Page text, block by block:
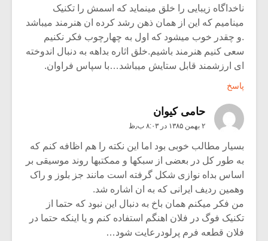
ناخداگاه زیبایی را خلق مینماید که اسمش را تکنیک
مینامیم که این از همان ذهن رشد کرده ان هنرمند میباشد
.و چقدر خوب میشود که اول به چهارچوب فکر نکنیم
سعی کنیم هنرمند باشیم.خلق اثاره بداهه به دنبال اندوخته
ای ارزشمند قابل ستایش میباشد…با سپاس فراوان.
پاسخ
حامی کیوان
۲ بهمن ۱۳۸۵ در ۸:۰۳ ب٫ظ
بسیار مطالب خوبی بود اما این نکته را هم اظافه کنم که
به طور کل در بعضی از سبکها و ممکتبها روند موسیقی بر
اساس بداه نوازی شکل گرفته است مانند جز بلوز و راک
وهمین ردیف ایرانی که به ان اشاره شد.
من فکر میکنم همان باخ به دنبال این نبود که حتما از
تکنیک فوگ در فلان اهنگم استفاده کنم و یا اینکه حتما در
فلان قطعه فرم پرلودرعایت شود…